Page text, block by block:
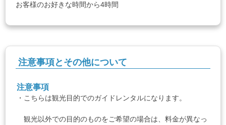
お客様のお好きな時間から4時間
注意事項とその他について
注意事項
・こちらは観光目的でのガイドレンタルになります。
観光以外での目的のものをご希望の場合は、料金が異なっ